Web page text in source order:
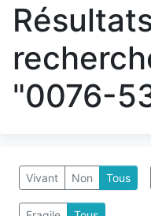
"0076-
Vivant Non Tous